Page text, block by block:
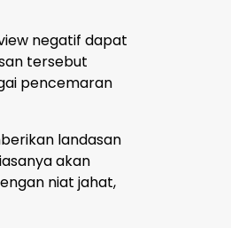
negatif dapat
tersebut
pencemaran
landasan
akan
niat jahat,